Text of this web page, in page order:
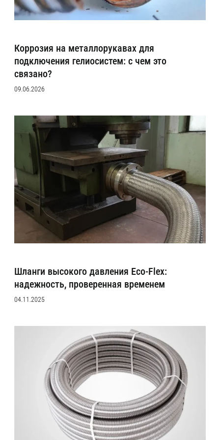
Коррозия на металлорукавах для
подключения гелиосистем: с чем это
связано?
09.06.2026
Шланги высокого давления Eco-Flex:
надежность, проверенная временем
04.11.2025